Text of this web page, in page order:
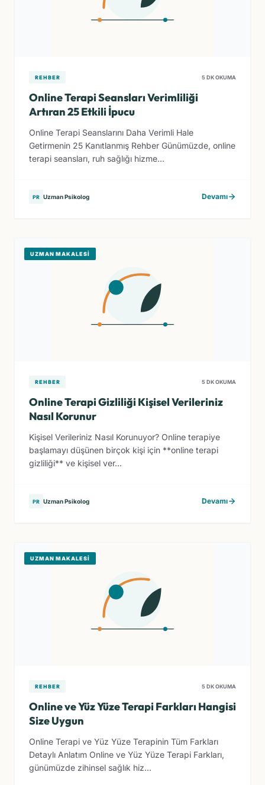
REHBER 5 DK OKUMA
Online Terapi Seansları Verimliliği
Artıran 25 Etkili İpucu
Online Terapi Seanslarını Daha Verimli Hale
Getirmenin 25 Kanıtlanmış Rehber Günümüzde, online
terapi seansları, ruh sağlığı hizme...
PR Uzman Psikolog Devamı
UZMAN MAKALESI
REHBER 5 DK OKUMA
Online Terapi Gizliliği Kişisel Verileriniz
Nasıl Korunur
Kişisel Verileriniz Nasıl Korunuyor? Online terapiye
başlamayı düşünen birçok kişi için **online terapi
gizliliği** ve kişisel ver...
PR Uzman Psikolog Devamı
UZMAN MAKALESI
REHBER 5 DK OKUMA
Online ve Yüz Yüze Terapi Farkları Hangisi
Size Uygun
Online Terapi ve Yüz Yüze Terapinin Tüm Farkları
Detaylı Anlatım Online ve Yüz Yüze Terapi Farkları,
günümüzde zihinsel sağlık hiz...